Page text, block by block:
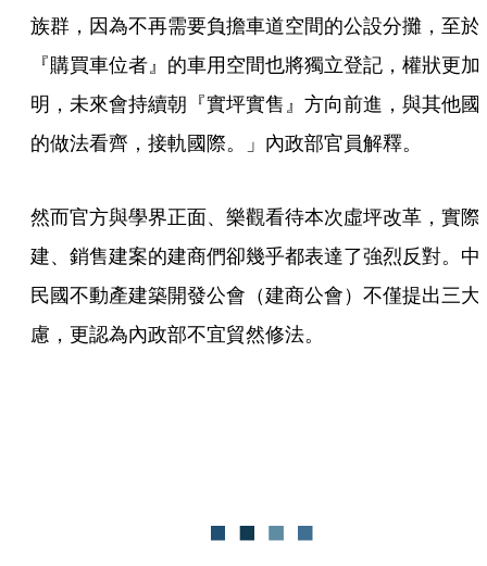
族群，因為不再需要負擔車道空間的公設分攤，至於
『購買車位者』的車用空間也將獨立登記，權狀更加
明，未來會持續朝『實坪實售』方向前進，與其他國
的做法看齊，接軌國際。」內政部官員解釋。
然而官方與學界正面、樂觀看待本次虛坪改革，實際
建、銷售建案的建商們卻幾乎都表達了強烈反對。中
民國不動產建築開發公會（建商公會）不僅提出三大
慮，更認為內政部不宜貿然修法。